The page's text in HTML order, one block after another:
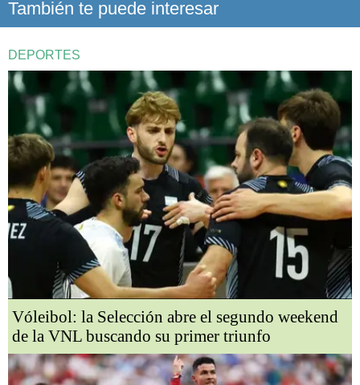
También te puede interesar
DEPORTES
Vóleibol: la Selección abre el segundo weekend
de la VNL buscando su primer triunfo